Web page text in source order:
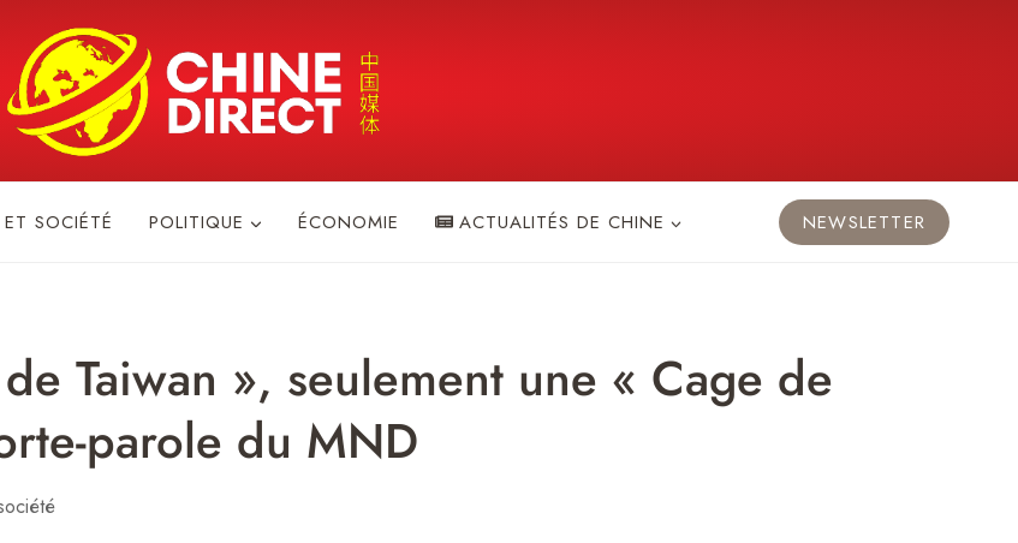
ET SOCIÉTÉ POLITIQUE ÉCONOMIE ACTUALITÉS DE CHINE NEWSLETTER
Taiwan », seulement une « Cage de
parole du MND